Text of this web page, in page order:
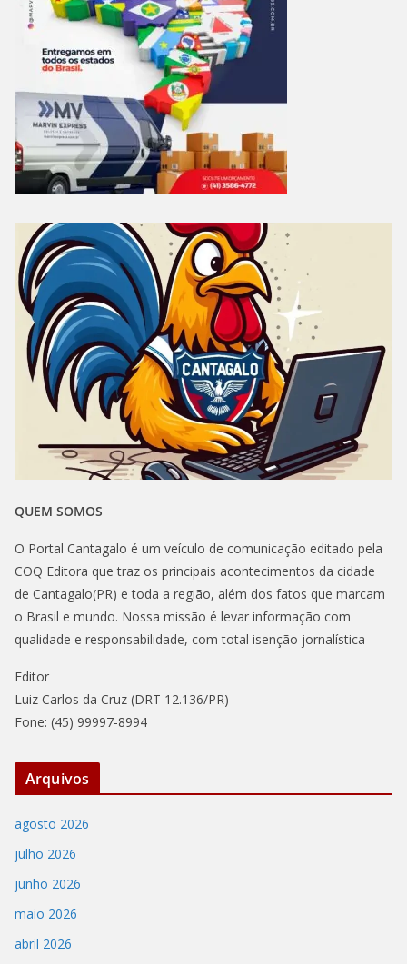
QUEM SOMOS
O Portal Cantagalo é um veículo de comunicação editado pela
COQ Editora que traz os principais acontecimentos da cidade
de Cantagalo(PR) e toda a região, além dos fatos que marcam
o Brasil e mundo. Nossa missão é levar informação com
qualidade e responsabilidade, com total isenção jornalística
Editor
Luiz Carlos da Cruz (DRT 12.136/PR)
Fone: (45) 99997-8994
Arquivos
agosto 2026
julho 2026
junho 2026
maio 2026
abril 2026